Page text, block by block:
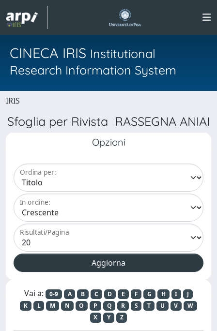
CINECA IRIS Institutional
Research Information System
IRIS
Sfoglia per Rivista RASSEGNA ANIAI
Opzioni
Ordina per:
In ordine:
Risultati/Pagina
Vai a: 0-9 A B C D E F G H I
J
K
L M N O P Q R S T U V
W
X
Y Z